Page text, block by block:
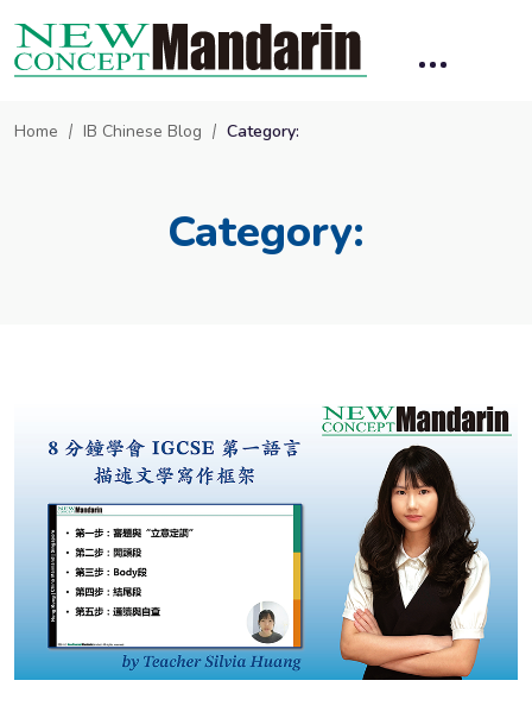
Home IB Chinese Blog Category:
Category: